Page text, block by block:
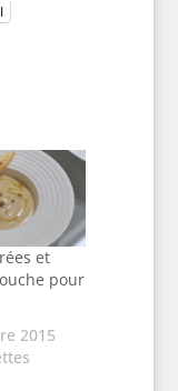
et
pour
2015